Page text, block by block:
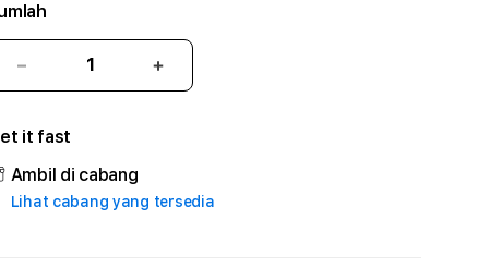
Kurangi
jumlah
CERI388
#
Zone360
TV
Tambah
jumlah
Zone360
TV
it fast
Ambil di cabang
Lihat cabang yang tersedia